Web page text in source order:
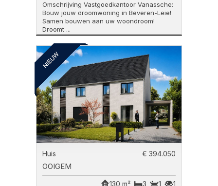
Omschrijving Vastgoedkantoor Vanassche:
Bouw jouw droomwoning in Beveren-Leie!
Samen bouwen aan uw woondroom!
Droomt ...
Huis € 394.050
OOIGEM
1
1
3
130 m²